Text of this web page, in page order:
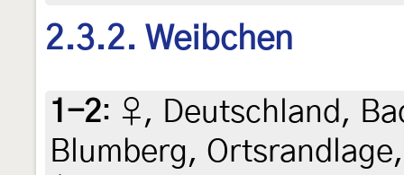
2.3.2. Weibchen
1-2: ♀, Deutschland,
Blumberg,